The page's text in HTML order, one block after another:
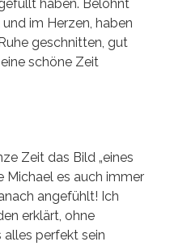
haben. Belohnt
im Herzen, haben
geschnitten, gut
schöne Zeit
Zeit das Bild „eines
Michael es auch immer
angefühlt! Ich
erklärt, ohne
alles perfekt sein